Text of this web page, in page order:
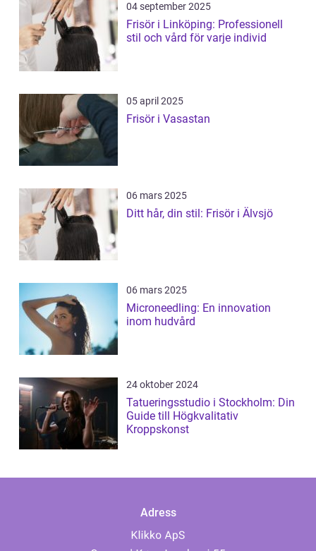
04 september 2025
Frisör i Linköping: Professionell
stil och vård för varje individ
05 april 2025
Frisör i Vasastan
06 mars 2025
Ditt hår, din stil: Frisör i Älvsjö
06 mars 2025
Microneedling: En innovation
inom hudvård
24 oktober 2024
Tatueringsstudio i Stockholm: Din
Guide till Högkvalitativ
Kroppskonst
Adress